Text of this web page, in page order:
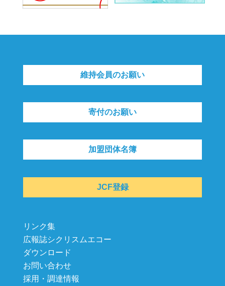
維持会員のお願い
寄付のお願い
加盟団体名簿
JCF登録
リンク集
広報誌シクリスムエコー
ダウンロード
お問い合わせ
採用・調達情報